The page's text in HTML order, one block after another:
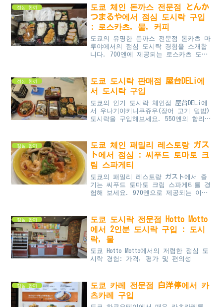
선택입니다. 오에도선 개찰구 근처에 위
치해 접근성도 우수합니다.
점심 한끼
도쿄 체인 돈까스 전문점 とんか
つまるや에서 점심 도시락 구입
: 로스카츠, 물, 커피
도쿄의 유명한 돈까스 전문점 톤카츠 마
루야에서의 점심 도시락 경험을 소개합
니다. 700엔에 제공되는 로스카츠 도시
와 가성비를 경험하실 수 있습니다.
점심 한끼
도쿄 도시락 판매점 屋台DELi에
서 도시락 구입
도쿄의 인기 도시락 체인점 屋台DELi에
서 우나기야키니쿠쥬우(장어 고기 덮밥)
도시락을 구입해보세요. 550엔의 합리
사용 가능으로 간편하게 식사를 데워 먹
을 수 있습니다. 점심 시간에는 많은
사람들로 붐비는 이곳에서 다양한 도시
락 옵션을 경험할 수 있습니다.
점심 한끼
도쿄 체인 패밀리 레스토랑 ガス
ト에서 점심 : 씨푸드 토마토 크
림 스파게티
도쿄의 패밀리 레스토랑 ガスト에서 즐
기는 씨푸드 토마토 크림 스파게티를 경
험해 보세요. 970엔으로 제공되는 이
욱 특별한 식사 경험을 선사합니다. 적
당한 간과 가격 대비 만족도 높은 스파
게티를 도쿄에서 만나보세요.
점심 한끼
도쿄 도시락 전문점 Hotto Motto
에서 2인분 도시락 구입 : 도시
락, 물
도쿄 Hotto Motto에서의 저렴한 점심 도
시락 경험: 가격, 평가 및 편의성
점심 한끼
도쿄 카레 전문점 白洋停에서 카
츠카레 구입